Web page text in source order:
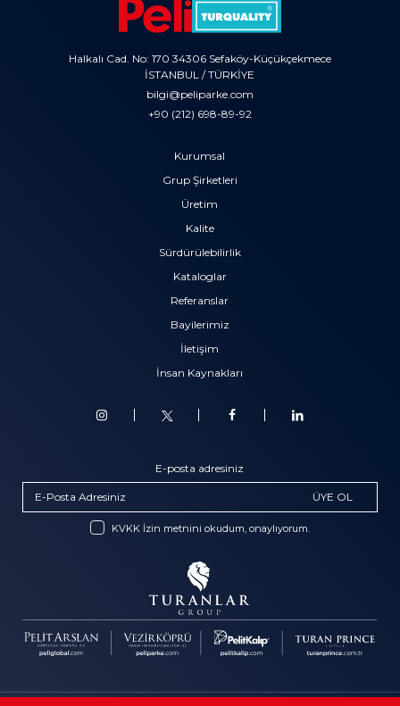
Halkalı Cad. No: 170 34306 Sefaköy-Küçükçekmece
İSTANBUL / TÜRKİYE
bilgi@peliparke.com
+90 (212) 698-89-92
Kurumsal
Grup Şirketleri
Üretim
Kalite
Sürdürülebilirlik
Kataloglar
Referanslar
Bayilerimiz
İletişim
İnsan Kaynakları
E-posta adresiniz
ÜYE OL
KVKK İzin metnini okudum, onaylıyorum.